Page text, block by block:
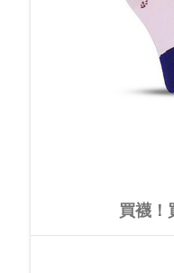
買襪！